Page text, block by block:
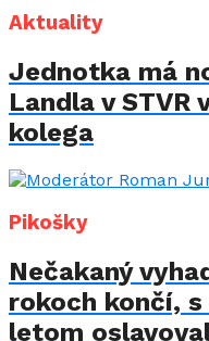
Aktuality
Jednotka má
Landla v STVR
kolega
Pikošky
Nečakaný
rokoch končí,
letom